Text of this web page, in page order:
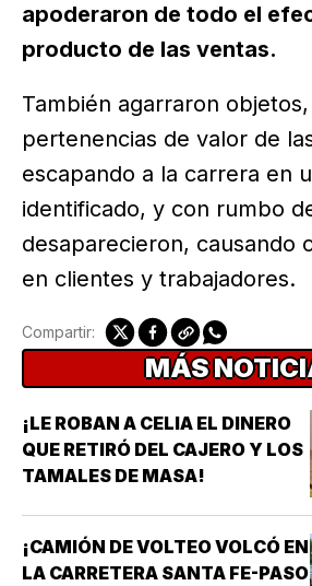
apoderaron de todo el
producto de las ventas.
También agarraron
pertenencias de valor de
escapando a la carrera en
identificado, y con rumbo
desaparecieron, causando
en clientes y trabajadores.
Compartir:
MÁS
¡LE ROBAN A CELIA EL DINERO
QUE RETIRÓ DEL CAJERO Y LOS
TAMALES DE MASA!
¡CAMIÓN DE VOLTEO VOLCÓ EN
LA CARRETERA SANTA FE-PASO